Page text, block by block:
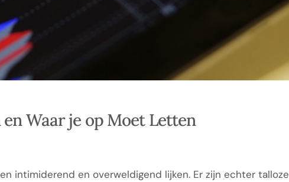
Waar je op Moet Letten
intimiderend en overweldigend lijken. Er zijn echter talloze